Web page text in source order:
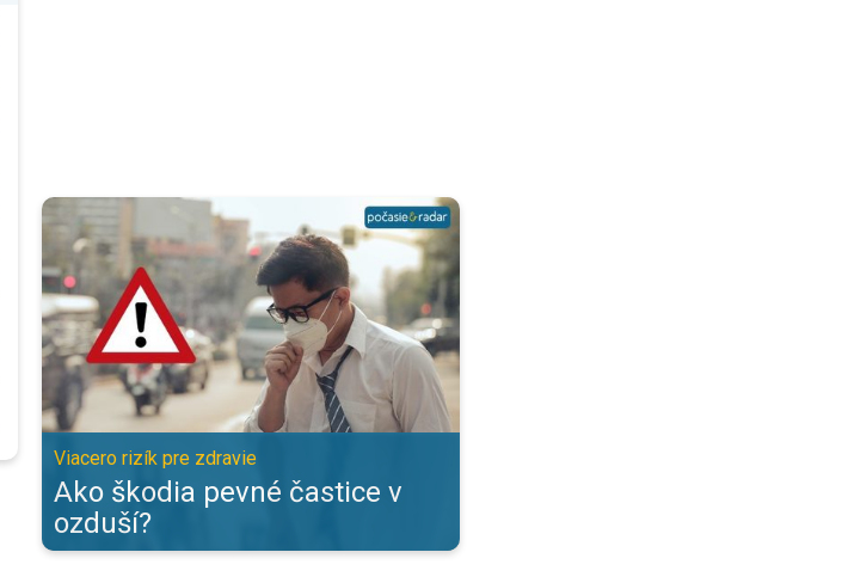
Ako škodia pevné častice v ozduší?. Viacero rizík pre zdravie. . .
Viacero rizík pre zdravie
Ako škodia pevné častice v
ozduší?